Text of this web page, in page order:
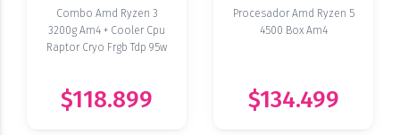
Combo Amd Ryzen 3
3200g Am4 + Cooler Cpu
Raptor Cryo Frgb Tdp 95w
$118.899
Procesador Amd Ryzen 5
4500 Box Am4
$134.499